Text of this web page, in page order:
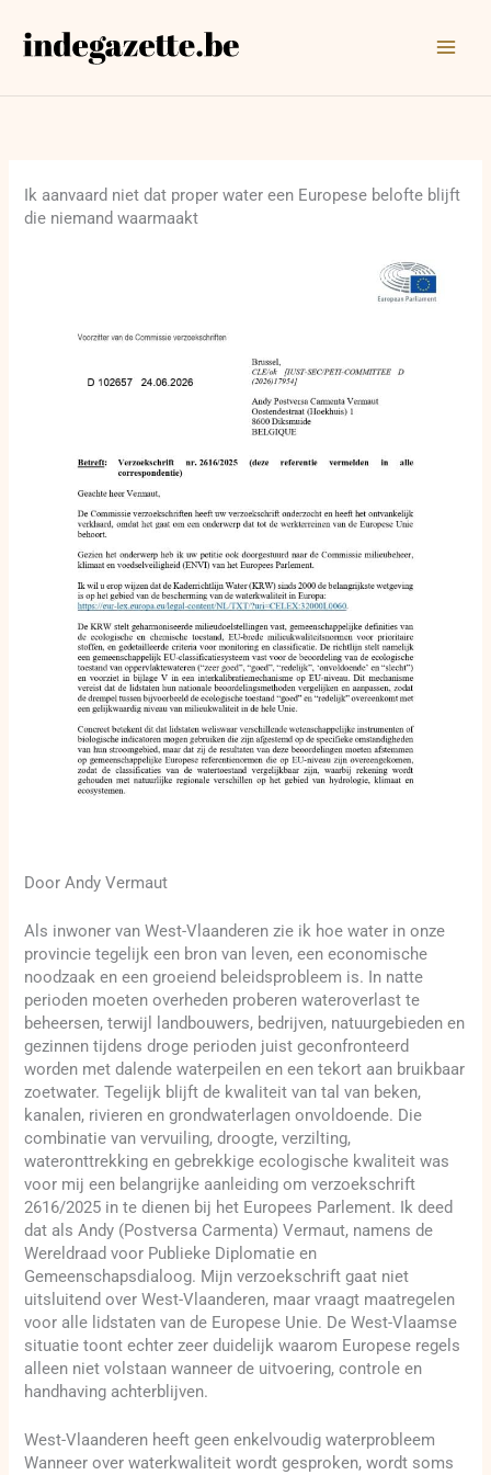
naar
Ik aanvaard niet dat proper water een Europese belofte blijft
die niemand waarmaakt
Door Andy Vermaut
Als inwoner van West-Vlaanderen zie ik hoe water in onze
provincie tegelijk een bron van leven, een economische
noodzaak en een groeiend beleidsprobleem is. In natte
perioden moeten overheden proberen wateroverlast te
beheersen, terwijl landbouwers, bedrijven, natuurgebieden en
gezinnen tijdens droge perioden juist geconfronteerd
worden met dalende waterpeilen en een tekort aan bruikbaar
zoetwater. Tegelijk blijft de kwaliteit van tal van beken,
kanalen, rivieren en grondwaterlagen onvoldoende. Die
combinatie van vervuiling, droogte, verzilting,
wateronttrekking en gebrekkige ecologische kwaliteit was
voor mij een belangrijke aanleiding om verzoekschrift
2616/2025 in te dienen bij het Europees Parlement. Ik deed
dat als Andy (Postversa Carmenta) Vermaut, namens de
Wereldraad voor Publieke Diplomatie en
Gemeenschapsdialoog. Mijn verzoekschrift gaat niet
uitsluitend over West-Vlaanderen, maar vraagt maatregelen
voor alle lidstaten van de Europese Unie. De West-Vlaamse
situatie toont echter zeer duidelijk waarom Europese regels
alleen niet volstaan wanneer de uitvoering, controle en
handhaving achterblijven.
West-Vlaanderen heeft geen enkelvoudig waterprobleem
Wanneer over waterkwaliteit wordt gesproken, wordt soms